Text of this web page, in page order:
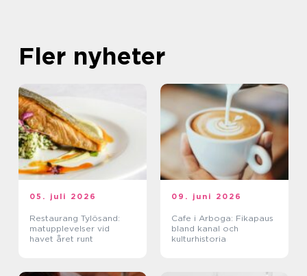
Fler nyheter
05. juli 2026
Restaurang Tylösand:
matupplevelser vid
havet året runt
09. juni 2026
Cafe i Arboga: Fikapaus
bland kanal och
kulturhistoria